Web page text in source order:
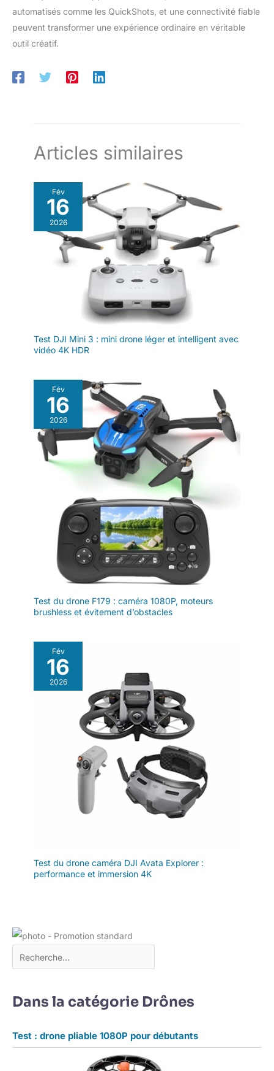
locales en vigueur avant
de piloter votre drone.
automatisés comme les QuickShots, et une connectivité fiable
peuvent transformer une expérience ordinaire en véritable
outil créatif.
Articles similaires
Fév
16
2026
Test DJI Mini 3 : mini drone léger et intelligent avec
vidéo 4K HDR
Fév
16
2026
Test du drone F179 : caméra 1080P, moteurs
brushless et évitement d’obstacles
Fév
16
2026
Test du drone caméra DJI Avata Explorer :
performance et immersion 4K
Dans la catégorie Drônes
Test : drone pliable 1080P pour débutants